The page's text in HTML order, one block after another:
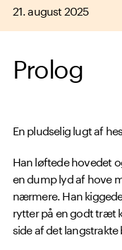
21. august 2025
Prolog
En pludselig lugt af
Han løftede hovedet
en dump lyd af hove
nærmere. Han
rytter på en godt træt
side af det